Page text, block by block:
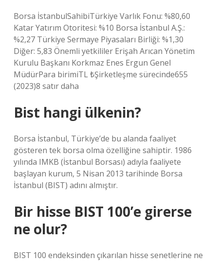
Borsa İstanbulSahibiTürkiye Varlık Fonu: %80,60
Katar Yatırım Otoritesi: %10 Borsa İstanbul A.Ş.:
%2,27 Türkiye Sermaye Piyasaları Birliği: %1,30
Diğer: 5,83 Önemli yetkililer Erişah Arıcan Yönetim
Kurulu Başkanı Korkmaz Enes Ergun Genel
MüdürPara birimiTL ₺Şirketleşme sürecinde655
(2023)8 satır daha
Bist hangi ülkenin?
Borsa İstanbul, Türkiye’de bu alanda faaliyet
gösteren tek borsa olma özelliğine sahiptir. 1986
yılında IMKB (İstanbul Borsası) adıyla faaliyete
başlayan kurum, 5 Nisan 2013 tarihinde Borsa
İstanbul (BIST) adını almıştır.
Bir hisse BIST 100’e girerse
ne olur?
BIST 100 endeksinden çıkarılan hisse senetlerine ne